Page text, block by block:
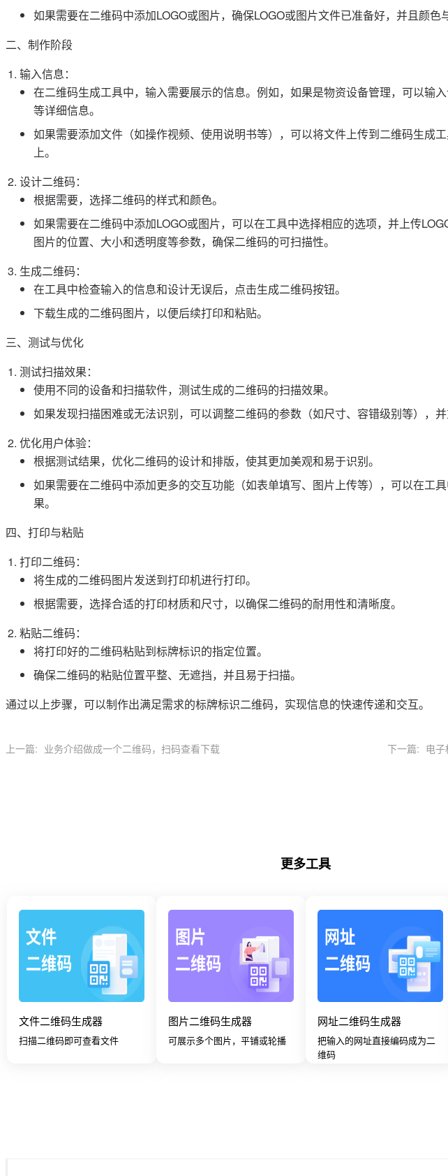
如果需要在二维码中添加LOGO或图片，确保LOGO或图片文件已准备好，并且颜色
二、制作阶段
输入信息：
在二维码生成工具中，输入需要展示的信息。例如，如果是物资设备管理，可以输
等详细信息。
如果需要添加文件（如操作视频、使用说明书等），可以将文件上传到二维码生成
上。
设计二维码：
根据需要，选择二维码的样式和颜色。
如果需要在二维码中添加LOGO或图片，可以在工具中选择相应的选项，并上传
图片的位置、大小和透明度等参数，确保二维码的可扫描性。
生成二维码：
在工具中检查输入的信息和设计无误后，点击生成二维码按钮。
下载生成的二维码图片，以便后续打印和粘贴。
三、测试与优化
测试扫描效果：
使用不同的设备和扫描软件，测试生成的二维码的扫描效果。
如果发现扫描困难或无法识别，可以调整二维码的参数（如尺寸、容错级别等），并
优化用户体验：
根据测试结果，优化二维码的设计和排版，使其更加美观和易于识别。
如果需要在二维码中添加更多的交互功能（如表单填写、图片上传等），可以在工
果。
四、打印与粘贴
打印二维码：
将生成的二维码图片发送到打印机进行打印。
根据需要，选择合适的打印材质和尺寸，以确保二维码的耐用性和清晰度。
粘贴二维码：
将打印好的二维码粘贴到标牌标识的指定位置。
确保二维码的粘贴位置平整、无遮挡，并且易于扫描。
通过以上步骤，可以制作出满足需求的标牌标识二维码，实现信息的快速传递和交互。
上一篇: 业务介绍做成一个二维码，扫码查看下载 下一篇: 电
更多工具
文件二维码生成器
扫描二维码即可查看文件
图片二维码生成器
可展示多个图片，平铺或轮播
网址二维码生成器
把输入的网址直接编码成为二
维码